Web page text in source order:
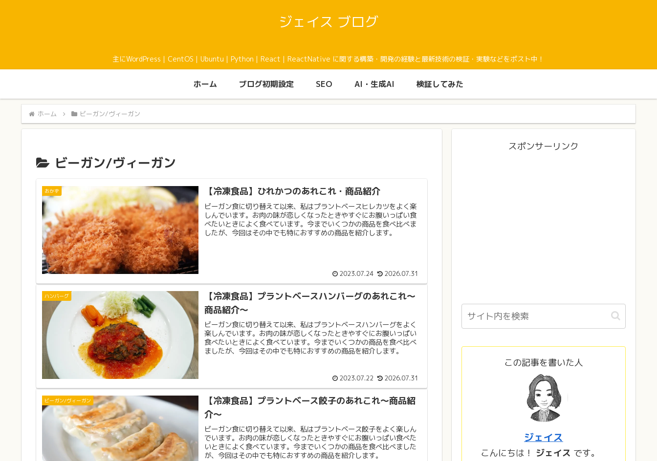
ジェイス ブログ
主にWordPress｜CentOS｜Ubuntu｜Python｜React｜ReactNative に関する構築・開発の経験と最新技術の検証・実験などをポスト中！
ホーム ブログ初期設定 SEO AI・生成AI 検証してみた
ホーム ビーガン/ヴィーガン
ビーガン/ヴィーガン
おかず 【冷凍食品】ひれかつのあれこれ・商品紹介
ビーガン食に切り替えて以来、私はプラントベースヒレカツをよく楽
しんでいます。お肉の味が恋しくなったときやすぐにお腹いっぱい食
べたいときによく食べています。今までいくつかの商品を食べ比べま
したが、今回はその中でも特におすすめの商品を紹介します。
2023.07.24 2026.07.31
ハンバーグ
【冷凍食品】プラントベースハンバーグのあれこれ〜
商品紹介〜
ビーガン食に切り替えて以来、私はプラントベースハンバーグをよく
楽しんでいます。お肉の味が恋しくなったときやすぐにお腹いっぱい
食べたいときによく食べています。今までいくつかの商品を食べ比べ
ましたが、今回はその中でも特におすすめの商品を紹介します。
2023.07.22 2026.07.31
ビーガン/ヴィーガン
【冷凍食品】プラントベース餃子のあれこれ〜商品紹
介〜
ビーガン食に切り替えて以来、私はプラントベース餃子をよく楽しん
でいます。お肉の味が恋しくなったときやすぐにお腹いっぱい食べた
いときによく食べています。今までいくつかの商品を食べ比べました
が、今回はその中でも特におすすめの商品を紹介します。
スポンサーリンク
この記事を書いた人
ジェイス
こんにちは！ ジェイス です。